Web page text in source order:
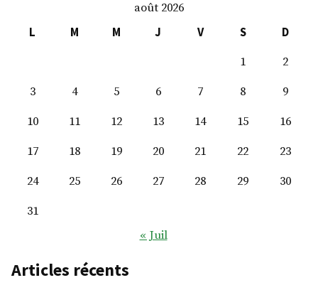
août 2026
L
M M J V S
D
1
2
3
4 5 6 7 8
9
10
11 12 13 14 15
16
17
18 19 20 21 22
23
24
25 26 27 28 29
30
31
« Juil
Articles récents